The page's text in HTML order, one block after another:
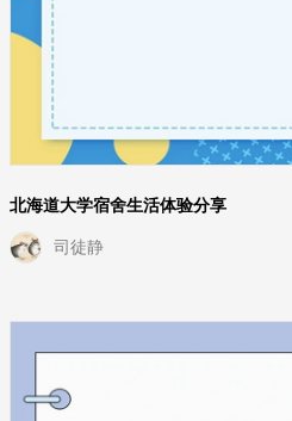
北海道大学宿舍生活体验分享
司徒静